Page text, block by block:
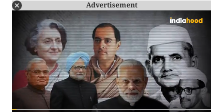
Advertisement